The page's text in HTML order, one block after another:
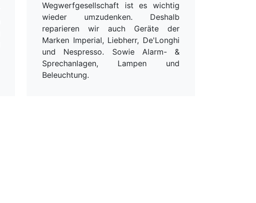
Wegwerfgesellschaft ist es wichtig
wieder umzudenken. Deshalb
reparieren wir auch Geräte der
Marken Imperial, Liebherr, De'Longhi
und Nespresso. Sowie Alarm- &
Sprechanlagen, Lampen und
Beleuchtung.